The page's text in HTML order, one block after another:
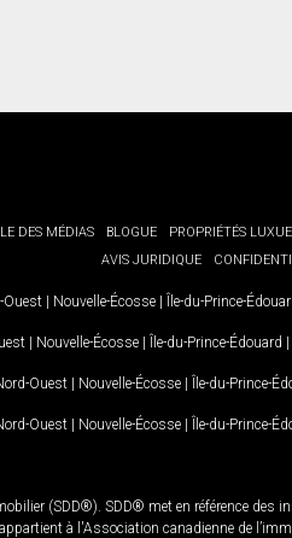
DES MÉDIAS BLOGUE PROPRIÉTÉS
AVIS JURIDIQUE
Ouest | Nouvelle-Écosse | Île-du-Prince-
| Nouvelle-Écosse | Île-du-Prince-Édouard |
Ouest | Nouvelle-Écosse | Île-du-Prince-
Ouest | Nouvelle-Écosse | Île-du-Prince-
(SDD®). SDD® met en référence des
à l'Association canadienne de